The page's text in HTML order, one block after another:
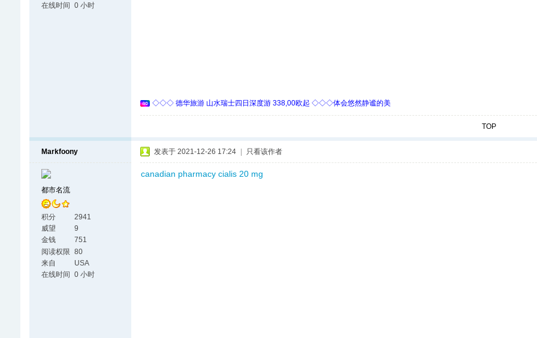
在线时间
0 小时
◇◇◇ 德华旅游 山水瑞士四日深度游 338,00欧起 ◇◇◇体会悠然静谧的美
TOP
Markfoony
都市名流
积分
2941
威望
9
金钱
751
阅读权限 80
来自
USA
在线时间
0 小时
发表于 2021-12-26 17:24 只看该作者
canadian pharmacy cialis 20 mg